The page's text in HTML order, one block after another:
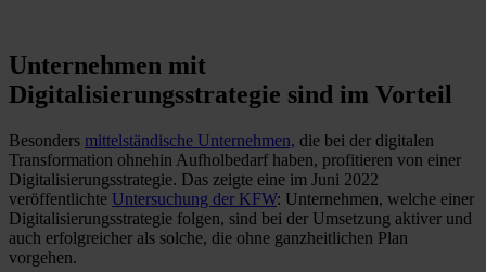
Unternehmen mit
Digitalisierungsstrategie sind im Vorteil
Besonders mittelständische Unternehmen, die bei der digitalen
Transformation ohnehin Aufholbedarf haben, profitieren von einer
Digitalisierungsstrategie. Das zeigte eine im Juni 2022
veröffentlichte Untersuchung der KFW: Unternehmen, welche einer
Digitalisierungsstrategie folgen, sind bei der Umsetzung aktiver und
auch erfolgreicher als solche, die ohne ganzheitlichen Plan
vorgehen.